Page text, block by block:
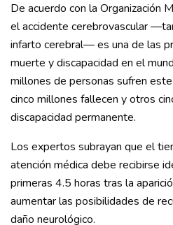
De acuerdo con la Organización
el accidente cerebrovascular
infarto cerebral— es una de las
muerte y discapacidad en el
millones de personas sufren
cinco millones fallecen y otros
discapacidad permanente.
Los expertos subrayan que el
atención médica debe recibirse
primeras 4.5 horas tras la
aumentar las posibilidades de
daño neurológico.